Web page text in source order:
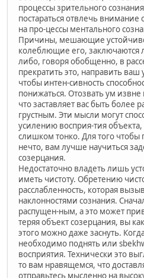
процессы зрительного
постараться отвлечь внимание
на про-цессы ментального
Причины, мешающие
колеблющие его, заключаются
либо, говоря обобщенно, в
прекратить это, направить ваш
чтобы интен-сивность
понижаться. Отозвать ум
что заставляет вас быть более
грустным. Эти мысли могут
усилению восприя-тия
слишком тонко. Для того чтобы
нечто, вам лучше научиться
созерцания.
Недостаточно владеть лишь
иметь чистоту. Обретению
расслабленность, которая
наклонностями сознания.
распущен-ным, а это может
теряя объект созерцания, вы
этого можно даже заснуть.
необходимо поднять или
восприятия. Технически это
то вам нравящемся, что
отправьтесь мысленно на